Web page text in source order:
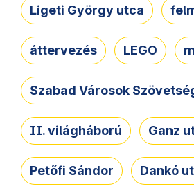
Ligeti György utca
áttervezés LEGO
Szabad Városok
II. világháború Ganz
Petőfi Sándor Dankó